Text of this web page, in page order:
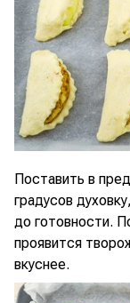
Поставить в
градусов
до готовности.
проявится
вкуснее.